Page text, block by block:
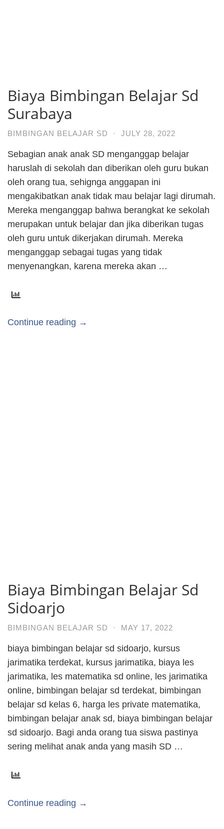
Biaya Bimbingan Belajar Sd
Surabaya
BIMBINGAN BELAJAR SD · JULY 28, 2022
Sebagian anak anak SD menganggap belajar
haruslah di sekolah dan diberikan oleh guru bukan
oleh orang tua, sehignga anggapan ini
mengakibatkan anak tidak mau belajar lagi dirumah.
Mereka menganggap bahwa berangkat ke sekolah
merupakan untuk belajar dan jika diberikan tugas
oleh guru untuk dikerjakan dirumah. Mereka
menganggap sebagai tugas yang tidak
menyenangkan, karena mereka akan …
Continue reading →
Biaya Bimbingan Belajar Sd
Sidoarjo
BIMBINGAN BELAJAR SD · MAY 17, 2022
biaya bimbingan belajar sd sidoarjo, kursus
jarimatika terdekat, kursus jarimatika, biaya les
jarimatika, les matematika sd online, les jarimatika
online, bimbingan belajar sd terdekat, bimbingan
belajar sd kelas 6, harga les private matematika,
bimbingan belajar anak sd, biaya bimbingan belajar
sd sidoarjo. Bagi anda orang tua siswa pastinya
sering melihat anak anda yang masih SD …
Continue reading →